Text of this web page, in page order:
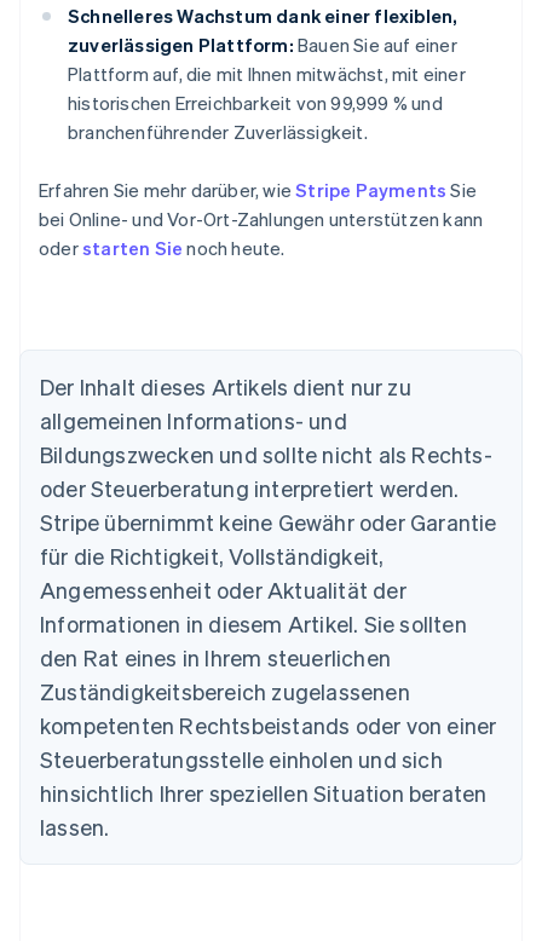
Schnelleres Wachstum dank einer flexiblen,
zuverlässigen Plattform: Bauen Sie auf einer
Plattform auf, die mit Ihnen mitwächst, mit einer
historischen Erreichbarkeit von 99,999 % und
branchenführender Zuverlässigkeit.
Erfahren Sie mehr darüber, wieStripe Payments Sie
bei Online- und Vor-Ort-Zahlungen unterstützen kann
oderstarten Sie noch heute.
Der Inhalt dieses Artikels dient nur zu
allgemeinen Informations- und
Bildungszwecken und sollte nicht als Rechts-
oder Steuerberatung interpretiert werden.
Stripe übernimmt keine Gewähr oder Garantie
für die Richtigkeit, Vollständigkeit,
Angemessenheit oder Aktualität der
Informationen in diesem Artikel. Sie sollten
den Rat eines in Ihrem steuerlichen
Zuständigkeitsbereich zugelassenen
kompetenten Rechtsbeistands oder von einer
Steuerberatungsstelle einholen und sich
hinsichtlich Ihrer speziellen Situation beraten
lassen.
Australien
English
Belgien
Nederlands Français DeutschEnglish
Brasilien
PortuguêsEnglish
English
Dänemark
English
Deutschland
DeutschEnglish
Estland
Festlandchina
简体中文English
Finnland
English
Frankreich